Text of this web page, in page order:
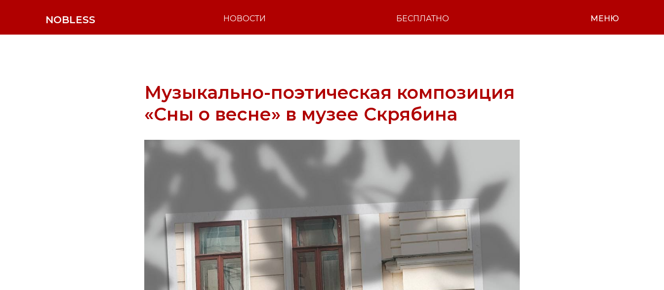
NOBLESS МЕНЮ
НОВОСТИ БЕСПЛАТНО
Музыкально-поэтическая композиция
«Сны о весне» в музее Скрябина